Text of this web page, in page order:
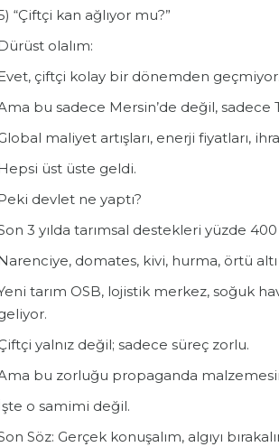
“Çiftçi kan ağlıyor mu?”
olalım:
çiftçi kolay bir dönemden geçmiyor.
bu sadece Mersin’de değil, sadece
maliyet artışları, enerji fiyatları,
üst üste geldi.
devlet ne yaptı?
3 yılda tarımsal destekleri yüzde 400
domates, kivi, hurma, örtü
tarım OSB, lojistik merkez, soğuk
yalnız değil; sadece süreç zorlu.
bu zorluğu propaganda
o samimi değil.
Söz: Gerçek konuşalım, algıyı